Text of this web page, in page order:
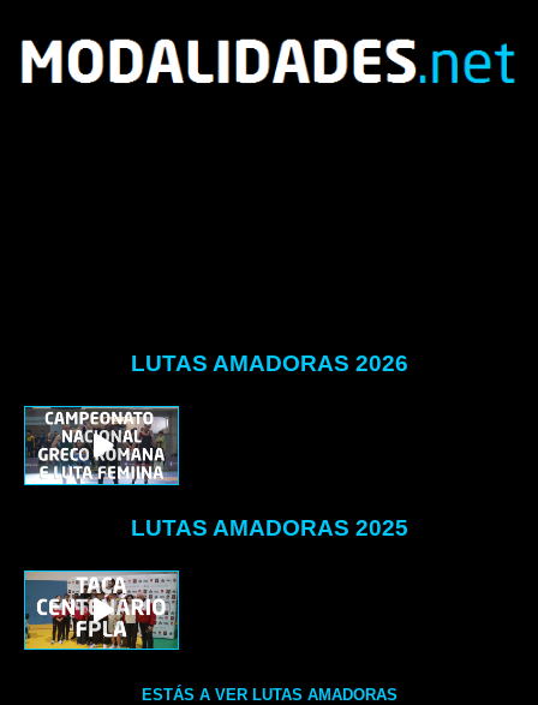
LUTAS AMADORAS 2026
LUTAS AMADORAS 2025
ESTÁS A VER LUTAS AMADORAS